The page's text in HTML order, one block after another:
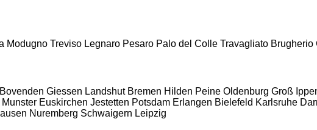
Modugno Treviso Legnaro Pesaro Palo del Colle Travagliato Brugherio
Bovenden Giessen Landshut Bremen Hilden Peine Oldenburg Groß
Munster Euskirchen Jestetten Potsdam Erlangen Bielefeld Karlsruhe
Nuremberg Schwaigern Leipzig